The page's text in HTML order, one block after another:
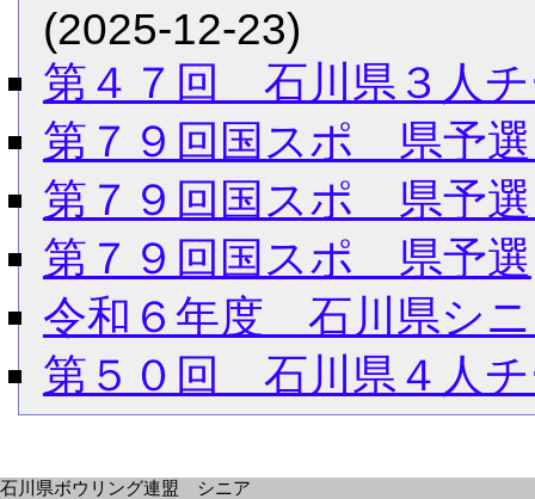
(2025-12-23)
第４７回 石川県３人チ
第７９回国スポ 県予
第７９回国スポ 県予
第７９回国スポ 県予選
令和６年度 石川県シ
第５０回 石川県４人チ
石川県ボウリング連盟 シニア